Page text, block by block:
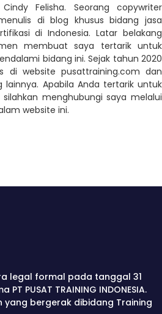
Felisha. Seorang copywriter
di blog khusus bidang jasa
di Indonesia. Latar belakang
membuat saya tertarik untuk
bidang ini. Sejak tahun 2020
di website pusattraining.com dan
lainnya. Apabila Anda tertarik untuk
menghubungi saya melalui
website ini.
legal formal pada tanggal 31
PUSAT TRAINING INDONESIA.
yang bergerak dibidang Training